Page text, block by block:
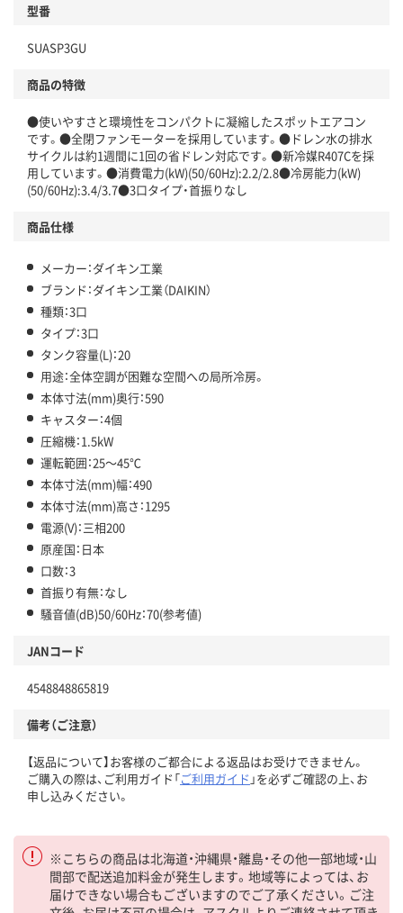
型番
SUASP3GU
商品の特徴
●使いやすさと環境性をコンパクトに凝縮したスポットエアコン
です。●全閉ファンモーターを採用しています。●ドレン水の排水
サイクルは約1週間に1回の省ドレン対応です。●新冷媒R407Cを採
用しています。●消費電力(kW)(50/60Hz):2.2/2.8●冷房能力(kW)
(50/60Hz):3.4/3.7●3口タイプ・首振りなし
商品仕様
メーカー：ダイキン工業
ブランド：ダイキン工業（DAIKIN）
種類：3口
タイプ：3口
タンク容量(L)：20
用途：全体空調が困難な空間への局所冷房。
本体寸法(mm)奥行：590
キャスター：4個
圧縮機：1.5kW
運転範囲：25～45℃
本体寸法(mm)幅：490
本体寸法(mm)高さ：1295
電源(V)：三相200
原産国：日本
口数：3
首振り有無：なし
騒音値(dB)50/60Hz：70(参考値)
JANコード
4548848865819
備考（ご注意）
【返品について】お客様のご都合による返品はお受けできません。
ご購入の際は、ご利用ガイド「ご利用ガイド 」を必ずご確認の上、お
申し込みください。
※こちらの商品は北海道・沖縄県・離島・その他一部地域・山
間部で配送追加料金が発生します。地域等によっては、お
届けできない場合もございますのでご了承ください。ご注